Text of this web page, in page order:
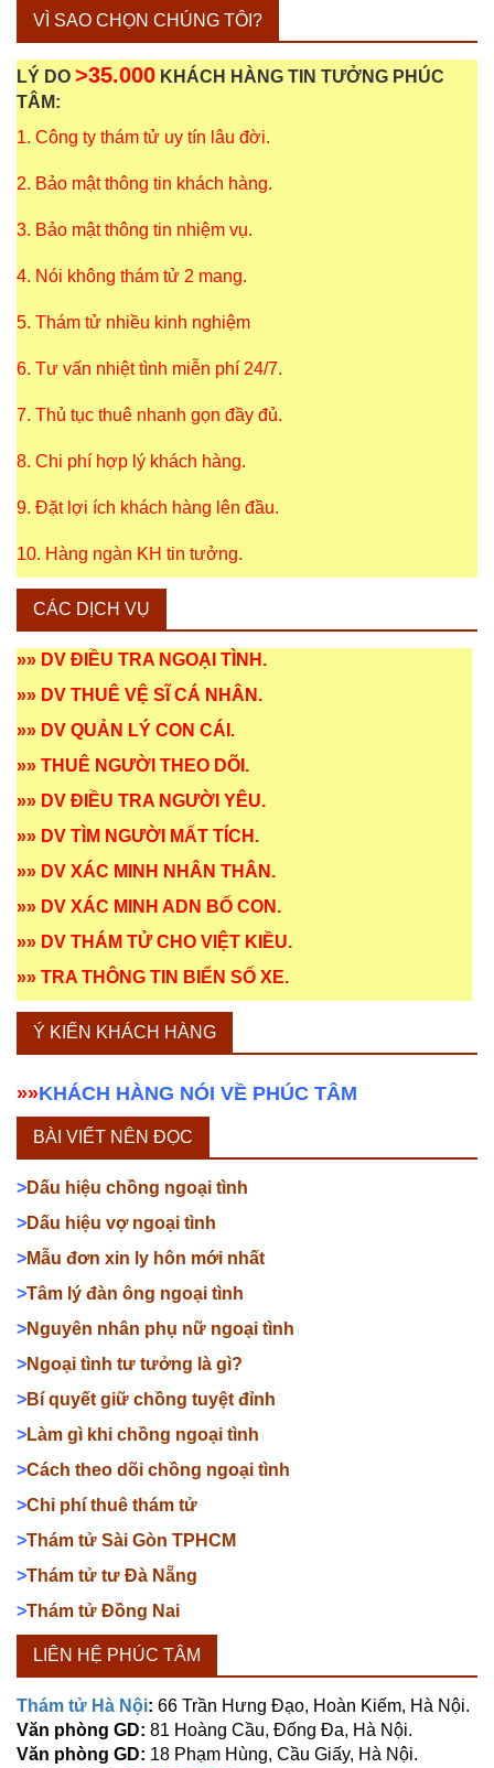
VÌ SAO CHỌN CHÚNG TÔI?
LÝ DO >35.000 KHÁCH HÀNG TIN TƯỞNG PHÚC
TÂM:
1. Công ty thám tử uy tín lâu đời.
2. Bảo mật thông tin khách hàng.
3. Bảo mật thông tin nhiệm vụ.
4. Nói không thám tử 2 mang.
5. Thám tử nhiều kinh nghiệm
6. Tư vấn nhiệt tình miễn phí 24/7.
7. Thủ tục thuê nhanh gọn đầy đủ.
8. Chi phí hợp lý khách hàng.
9. Đặt lợi ích khách hàng lên đầu.
10. Hàng ngàn KH tin tưởng.
CÁC DỊCH VỤ
»» DV ĐIỀU TRA NGOẠI TÌNH .
»» DV THUÊ VỆ SĨ CÁ NHÂN .
»» DV QUẢN LÝ CON CÁI .
»» THUÊ NGƯỜI THEO DÕI .
»» DV ĐIỀU TRA NGƯỜI YÊU.
»» DV TÌM NGƯỜI MẤT TÍCH .
»» DV XÁC MINH NHÂN THÂN .
»» DV XÁC MINH ADN BỐ CON .
»» DV THÁM TỬ CHO VIỆT KIỀU.
»» TRA THÔNG TIN BIỂN SỐ XE.
Ý KIẾN KHÁCH HÀNG
»»KHÁCH HÀNG NÓI VỀ PHÚC TÂM
BÀI VIẾT NÊN ĐỌC
>Dấu hiệu chồng ngoại tình
>Dấu hiệu vợ ngoại tình
>Mẫu đơn xin ly hôn mới nhất
>Tâm lý đàn ông ngoại tình
>Nguyên nhân phụ nữ ngoại tình
>Ngoại tình tư tưởng là gì?
>Bí quyết giữ chồng tuyệt đỉnh
>Làm gì khi chồng ngoại tình
>Cách theo dõi chồng ngoại tình
>Chi phí thuê thám tử
>Thám tử Sài Gòn TPHCM
>Thám tử tư Đà Nẵng
>Thám tử Đồng Nai
LIÊN HỆ PHÚC TÂM
Thám tử Hà Nội: 66 Trần Hưng Đạo, Hoàn Kiếm, Hà Nội.
Văn phòng GD: 81 Hoàng Cầu, Đống Đa, Hà Nội.
Văn phòng GD: 18 Phạm Hùng, Cầu Giấy, Hà Nội.